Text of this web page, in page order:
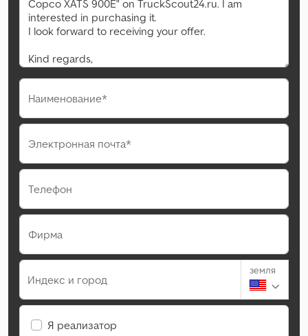
Наименование*
Электронная почта*
Телефон
Фирма
Индекс и город
земля
Я реализатор